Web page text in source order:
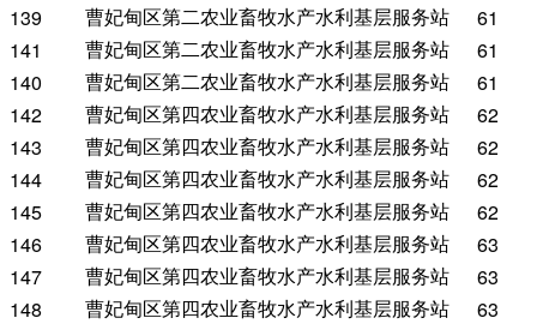
139
曹妃甸区第二农业畜牧水产水利基层服务站
61
141
曹妃甸区第二农业畜牧水产水利基层服务站
61
140
曹妃甸区第二农业畜牧水产水利基层服务站
61
142
曹妃甸区第四农业畜牧水产水利基层服务站
62
143
曹妃甸区第四农业畜牧水产水利基层服务站
62
144
曹妃甸区第四农业畜牧水产水利基层服务站
62
145
曹妃甸区第四农业畜牧水产水利基层服务站
62
146
曹妃甸区第四农业畜牧水产水利基层服务站
63
147
曹妃甸区第四农业畜牧水产水利基层服务站
63
148
曹妃甸区第四农业畜牧水产水利基层服务站
63